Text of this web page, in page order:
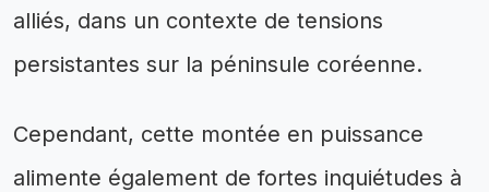
alliés, dans un contexte de tensions
persistantes sur la péninsule coréenne.
Cependant, cette montée en puissance
alimente également de fortes inquiétudes à